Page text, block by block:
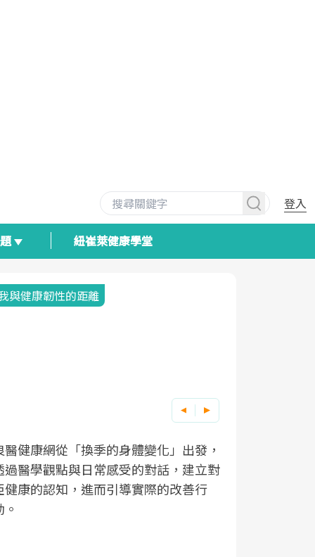
登入
紐崔萊健康學堂
與健康韌性的距離
醫健康網從「換季的身體變化」出發，
過醫學觀點與日常感受的對話，建立對
健康的認知，進而引導實際的改善行